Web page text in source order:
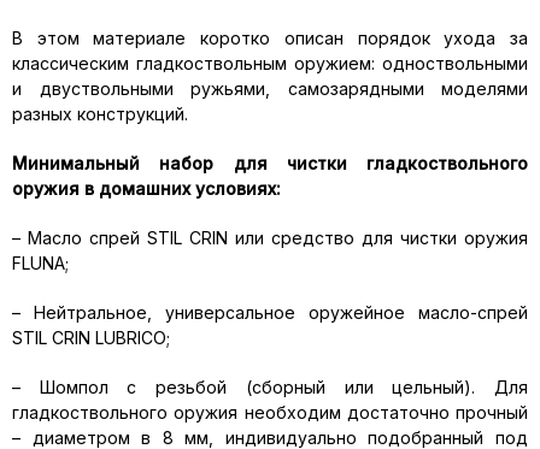
В этом материале коротко описан порядок ухода за
классическим гладкоствольным оружием: одноствольными
и двуствольными ружьями, самозарядными моделями
разных конструкций.
Минимальный набор для чистки гладкоствольного
оружия в домашних условиях:
– Масло спрей STIL CRIN или средство для чистки оружия
FLUNA;
– Нейтральное, универсальное оружейное масло-спрей
STIL CRIN LUBRICO;
– Шомпол с резьбой (сборный или цельный). Для
гладкоствольного оружия необходим достаточно прочный
– диаметром в 8 мм, индивидуально подобранный под